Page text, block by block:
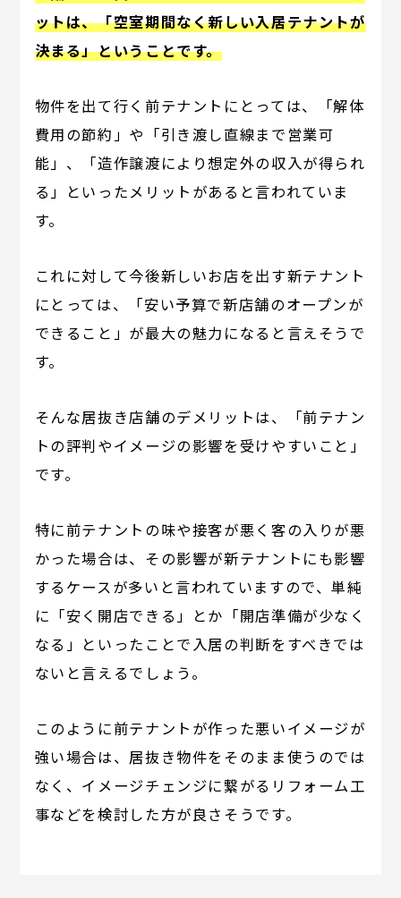
ットは、「空室期間なく新しい入居テナントが
決まる」ということです。
物件を出て行く前テナントにとっては、「解体
費用の節約」や「引き渡し直線まで営業可
能」、「造作譲渡により想定外の収入が得られ
る」といったメリットがあると言われていま
す。
これに対して今後新しいお店を出す新テナント
にとっては、「安い予算で新店舗のオープンが
できること」が最大の魅力になると言えそうで
す。
そんな居抜き店舗のデメリットは、「前テナン
トの評判やイメージの影響を受けやすいこと」
です。
特に前テナントの味や接客が悪く客の入りが悪
かった場合は、その影響が新テナントにも影響
するケースが多いと言われていますので、単純
に「安く開店できる」とか「開店準備が少なく
なる」といったことで入居の判断をすべきでは
ないと言えるでしょう。
このように前テナントが作った悪いイメージが
強い場合は、居抜き物件をそのまま使うのでは
なく、イメージチェンジに繋がるリフォーム工
事などを検討した方が良さそうです。